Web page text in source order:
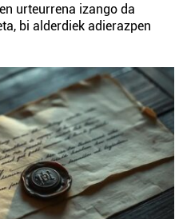
urteurrena izango da
bi alderdiek adierazpen